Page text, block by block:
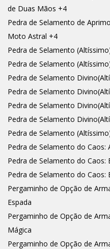
de Duas Mãos +4
Pedra de Selamento de
Moto Astral +4
Pedra de Selamento
Pedra de Selamento
Pedra de Selamento
Pedra de Selamento
Pedra de Selamento
Pedra de Selamento
Pedra de Selamento
Pedra de Selamento do Caos:
Pedra de Selamento do Caos:
Pedra de Selamento do Caos:
Pergaminho de Opção de
Espada
Pergaminho de Opção de
Mágica
Pergaminho de Opção de